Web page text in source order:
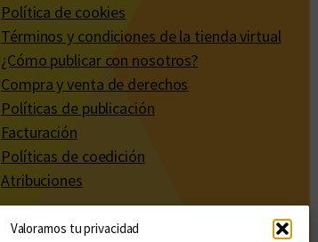
Valoramos tu privacidad
Política de cookies
Términos y condiciones de la tienda virtual
¿Cómo publicar con nosotros?
Compra y venta de derechos
Políticas de publicación
Facturación
Políticas de coedición
Atribuciones